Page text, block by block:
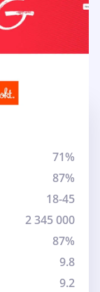
71%
87%
18-45
2 345 000
87%
9.8
9.2